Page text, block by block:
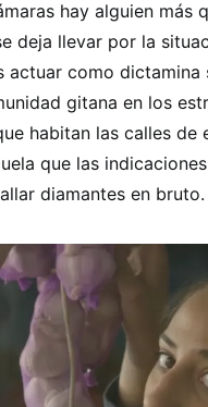
hay alguien más
deja llevar por la
actuar como dictamina
gitana en los
habitan las calles
que las
diamantes en bruto.